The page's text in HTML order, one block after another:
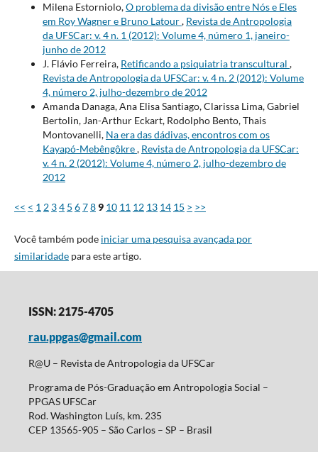
Milena Estorniolo,O problema da divisão entre Nós e Eles
em Roy Wagner e Bruno Latour, Revista de Antropologia
da UFSCar: v. 4 n. 1 (2012): Volume 4, número 1, janeiro-
junho de 2012
J. Flávio Ferreira, Retificando a psiquiatria transcultural ,
Revista de Antropologia da UFSCar: v. 4 n. 2 (2012): Volume
4, número 2, julho-dezembro de 2012
Amanda Danaga, Ana Elisa Santiago, Clarissa Lima, Gabriel
Bertolin, Jan-Arthur Eckart, Rodolpho Bento, Thais
Montovanelli, Na era das dádivas, encontros com os
Kayapó-Mebêngôkre, Revista de Antropologia da UFSCar:
v. 4 n. 2 (2012): Volume 4, número 2, julho-dezembro de
2012
<< < 12 34 5 6789 10 11 12 13 14 15 > >>
Você também pode iniciar uma pesquisa avançada por
similaridadepara este artigo.
ISSN: 2175-4705
rau.ppgas@gmail.com
R@U – Revista de Antropologia da UFSCar
Programa de Pós-Graduação em Antropologia Social –
PPGAS UFSCar
Rod. Washington Luís, km. 235
CEP 13565-905 – São Carlos – SP – Brasil